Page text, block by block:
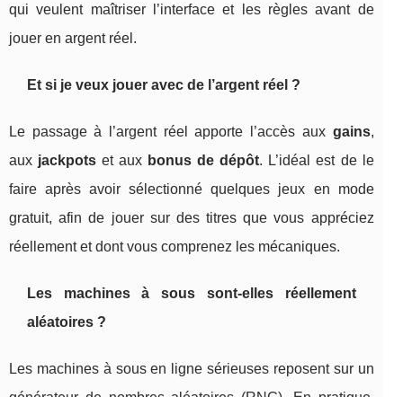
qui veulent maîtriser l’interface et les règles avant de
jouer en argent réel.
Et si je veux jouer avec de l’argent réel ?
Le passage à l’argent réel apporte l’accès aux gains,
aux jackpots et aux bonus de dépôt. L’idéal est de le
faire après avoir sélectionné quelques jeux en mode
gratuit, afin de jouer sur des titres que vous appréciez
réellement et dont vous comprenez les mécaniques.
Les machines à sous sont-elles réellement
aléatoires ?
Les machines à sous en ligne sérieuses reposent sur un